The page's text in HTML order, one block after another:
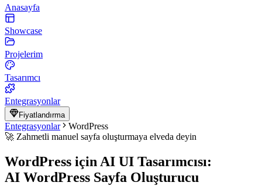
Anasayfa
Showcase
Projelerim
Tasarımcı
Entegrasyonlar
Fiyatlandırma
Entegrasyonlar
WordPress
🚀 Zahmetli manuel sayfa oluşturmaya elveda deyin
WordPress için AI UI Tasarımcısı:
AI WordPress Sayfa Oluşturucu